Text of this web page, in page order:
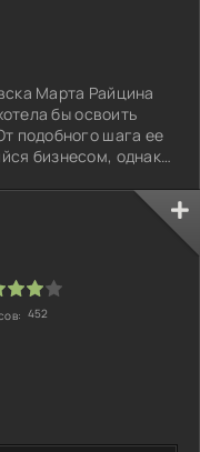
Марта Райцина
бы освоить
подобного шага ее
бизнесом, однако
452